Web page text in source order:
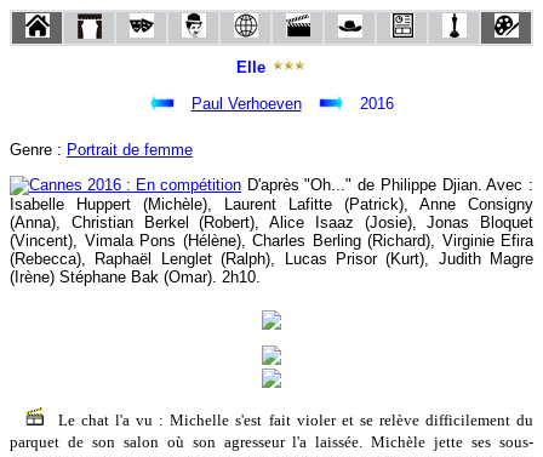
Elle
Paul Verhoeven
2016
Genre : Portrait de femme
D'après "Oh..." de Philippe Djian. Avec :
Isabelle Huppert (Michèle), Laurent Lafitte (Patrick), Anne Consigny
(Anna), Christian Berkel (Robert), Alice Isaaz (Josie), Jonas Bloquet
(Vincent), Vimala Pons (Hélène), Charles Berling (Richard), Virginie Efira
(Rebecca), Raphaël Lenglet (Ralph), Lucas Prisor (Kurt), Judith Magre
(Irène) Stéphane Bak (Omar). 2h10.
Le chat l'a vu : Michelle s'est fait violer et se relève difficilement du
parquet de son salon où son agresseur l'a laissée. Michèle jette ses sous-